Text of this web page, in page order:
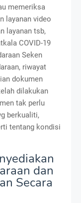
memeriksa
layanan video
layanan tsb,
COVID-19
Seken
riwayat
dokumen
dilakukan
tak perlu
berkualiti,
tentang kondisi
dan
Secara